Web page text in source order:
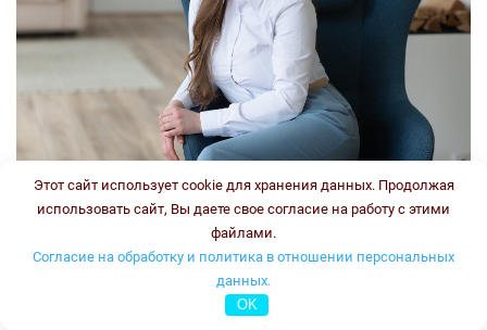
Врач-генетик, врач клинической лабораторной
диагностики
Стаж:
Этот сайт использует cookie для хранения данных. Продолжая
использовать сайт, Вы даете свое согласие на работу с этими
файлами.
Согласие на обработку и политика в отношении персональных
данных.
OK